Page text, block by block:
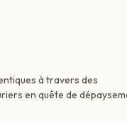
à travers des
en quête de